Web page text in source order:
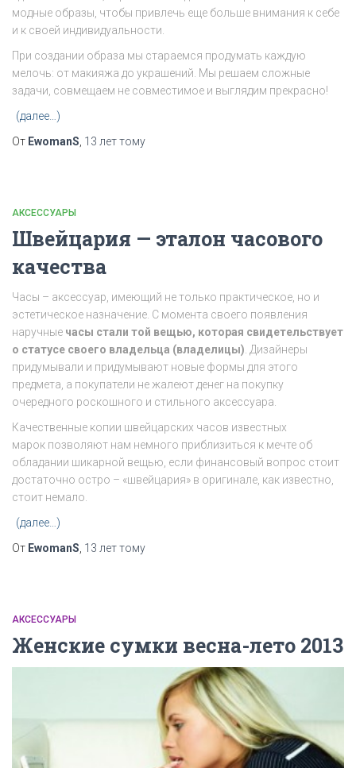
модные образы, чтобы привлечь еще больше внимания к себе
и к своей индивидуальности.
При создании образа мы стараемся продумать каждую
мелочь: от макияжа до украшений. Мы решаем сложные
задачи, совмещаем не совместимое и выглядим прекрасно!
(далее…)
От EwomanS, 13 леттому
АКСЕССУАРЫ
Швейцария — эталон часового
качества
Часы – аксессуар, имеющий не только практическое, но и
эстетическое назначение. С момента своего появления
наручные часы стали той вещью, которая свидетельствует
о статусе своего владельца (владелицы). Дизайнеры
придумывали и придумывают новые формы для этого
предмета, а покупатели не жалеют денег на покупку
очередного роскошного и стильного аксессуара.
Качественные копии швейцарских часов известных
марок позволяют нам немного приблизиться к мечте об
обладании шикарной вещью, если финансовый вопрос стоит
достаточно остро – «швейцария» в оригинале, как известно,
стоит немало.
(далее…)
От EwomanS, 13 леттому
АКСЕССУАРЫ
Женские сумки весна-лето 2013